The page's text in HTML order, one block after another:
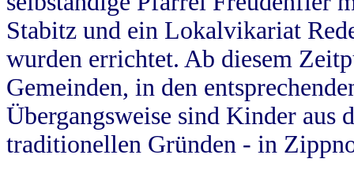
Stabitz und ein Lokalvikariat
wurden errichtet. Ab diesem
Gemeinden, in den
Übergangsweise sind Kinder aus
traditionellen Gründen - in